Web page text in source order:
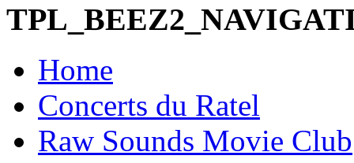
Home
Concerts du Ratel
Raw Sounds Movie Club